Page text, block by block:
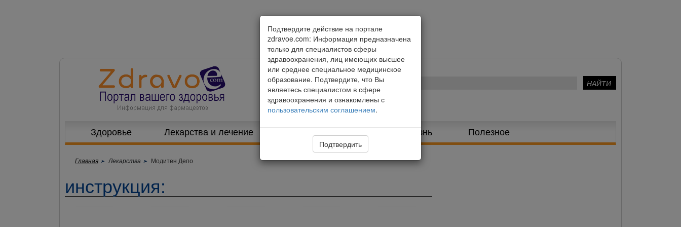
Здоровье Лекарства и лечение Питание и диета Здоровая жизнь Полезное
Главная Лекарства Модитен Депо
инструкция:
Подтвердите действие на портале
zdravoe.com: Информация предназначена
только для специалистов сферы
здравоохранения, лиц имеющих высшее
или среднее специальное медицинское
образование. Подтвердите, что Вы
являетесь специалистом в сфере
здравоохранения и ознакомлены с
пользовательским соглашением.
Подтвердить